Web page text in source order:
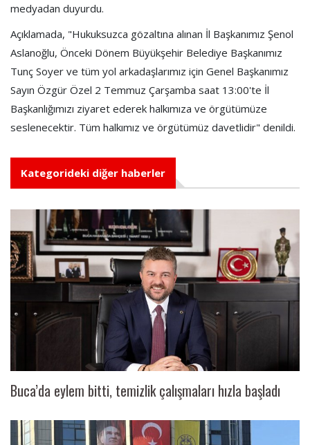
medyadan duyurdu.
Açıklamada, "Hukuksuzca gözaltına alınan İl Başkanımız Şenol
Aslanoğlu, Önceki Dönem Büyükşehir Belediye Başkanımız
Tunç Soyer ve tüm yol arkadaşlarımız için Genel Başkanımız
Sayın Özgür Özel 2 Temmuz Çarşamba saat 13:00'te İl
Başkanlığımızı ziyaret ederek halkımıza ve örgütümüze
seslenecektir. Tüm halkımız ve örgütümüz davetlidir" denildi.
Kategorideki diğer haberler
Buca’da eylem bitti, temizlik çalışmaları hızla başladı